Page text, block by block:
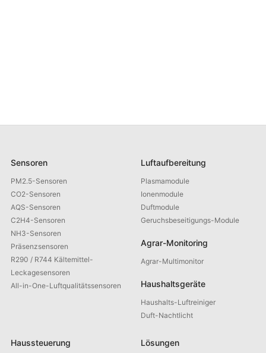
Sensoren
PM2.5-Sensoren
CO2-Sensoren
AQS-Sensoren
C2H4-Sensoren
NH3-Sensoren
Präsenzsensoren
R290 / R744 Kältemittel-
Leckagesensoren
All-in-One-Luftqualitätssensoren
Luftaufbereitung
Plasmamodule
Ionenmodule
Duftmodule
Geruchsbeseitigungs-Module
Agrar-Monitoring
Agrar-Multimonitor
Haushaltsgeräte
Haushalts-Luftreiniger
Duft-Nachtlicht
Haussteuerung Lösungen